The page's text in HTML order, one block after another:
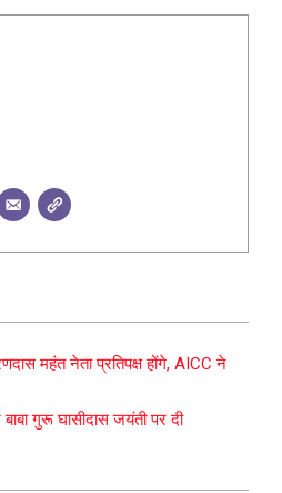
महंत नेता प्रतिपक्ष होंगे, AICC ने
गुरू घासीदास जयंती पर दी